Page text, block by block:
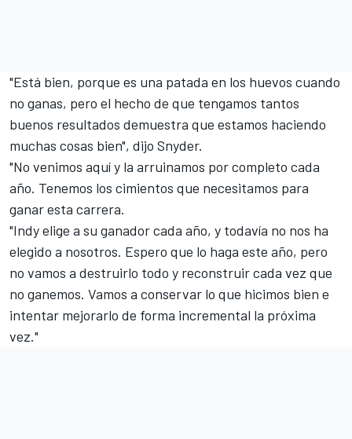
"Está bien, porque es una patada en los huevos cuando
no ganas, pero el hecho de que tengamos tantos
buenos resultados demuestra que estamos haciendo
muchas cosas bien", dijo Snyder.
"No venimos aquí y la arruinamos por completo cada
año. Tenemos los cimientos que necesitamos para
ganar esta carrera.
"Indy elige a su ganador cada año, y todavía no nos ha
elegido a nosotros. Espero que lo haga este año, pero
no vamos a destruirlo todo y reconstruir cada vez que
no ganemos. Vamos a conservar lo que hicimos bien e
intentar mejorarlo de forma incremental la próxima
vez."